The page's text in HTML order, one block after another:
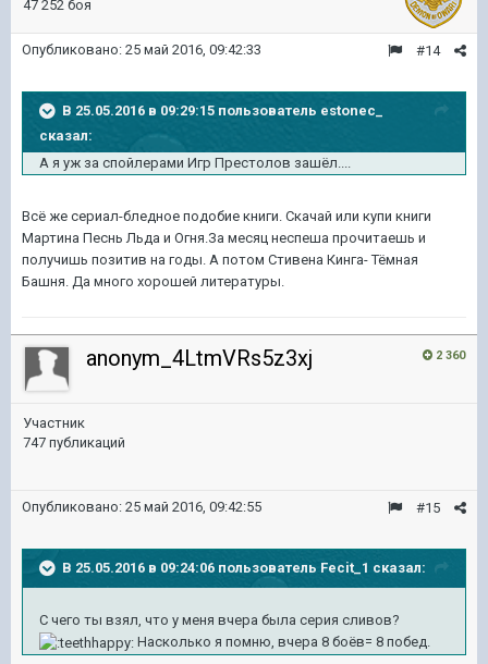
47 252 боя
#14
Опубликовано: 25 май 2016, 09:42:33
В 25.05.2016 в 09:29:15 пользователь estonec_
сказал:
А я уж за спойлерами Игр Престолов зашёл....
Всё же сериал-бледное подобие книги. Скачай или купи книги
Мартина Песнь Льда и Огня.За месяц неспеша прочитаешь и
получишь позитив на годы. А потом Стивена Кинга- Тёмная
Башня. Да много хорошей литературы.
2 360
anonym_4LtmVRs5z3xj
Участник
747 публикаций
#15
Опубликовано: 25 май 2016, 09:42:55
В 25.05.2016 в 09:24:06 пользователь Fecit_1 сказал:
С чего ты взял, что у меня вчера была серия сливов?
Насколько я помню, вчера 8 боёв= 8 побед.